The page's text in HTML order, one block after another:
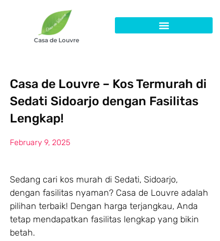
Casa de Louvre
Casa de Louvre – Kos Termurah di
Sedati Sidoarjo dengan Fasilitas
Lengkap!
February 9, 2025
Sedang cari kos murah di Sedati, Sidoarjo,
dengan fasilitas nyaman? Casa de Louvre adalah
pilihan terbaik! Dengan harga terjangkau, Anda
tetap mendapatkan fasilitas lengkap yang bikin
betah.